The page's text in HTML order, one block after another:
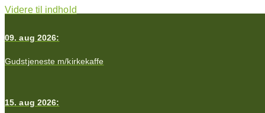
Videre til indhold
09. aug 2026:
Gudstjeneste m/kirkekaffe
15. aug 2026: